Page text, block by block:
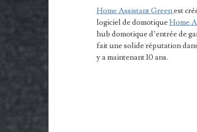
Home Assistant Greenest
logiciel de domotiqueHome
hub domotique d’entrée de
fait une solide réputation
y a maintenant 10 ans.